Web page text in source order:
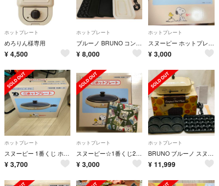
ホットプレート
めろりん様専用
¥ 4,500
ホットプレート
ブルーノ BRUNO コンパクトホットプレート PEANUTS スヌーピー
¥ 8,000
ホットプレート
スヌーピー ホットプレート
¥ 3,000
ホットプレート
スヌーピー 1番くじ ホットプレート
¥ 3,700
ホットプレート
スヌーピー☆1番くじ2点セット☆ホットプレート☆ミニトートバッグ☆ローソン
¥ 3,000
ホットプレート
BRUNO ブルーノ スヌーピー コンパクト ホットプレート
¥ 11,999